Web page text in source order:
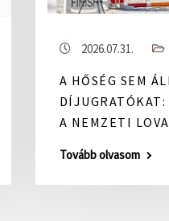
2026.07.31.
A HŐSÉG SEM
A NEMZETI
Tovább olvasom